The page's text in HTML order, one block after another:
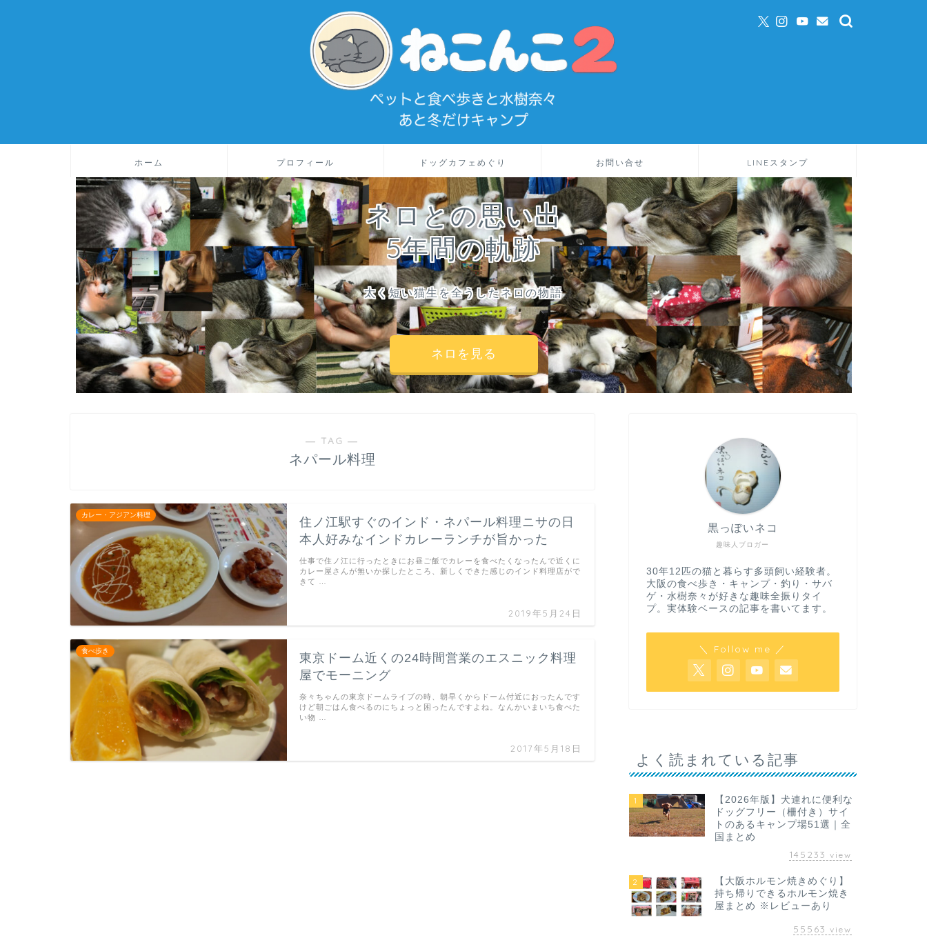
ホーム プロフィール ドッグカフェめぐり お問い合せ LINEスタンプ
ネロとの思い出
5年間の軌跡
太く短い猫生を全うしたネロの物語
ネロを見る
― TAG ―
ネパール料理
カレー・アジアン料理
住ノ江駅すぐのインド・ネパール料理ニサの日
本人好みなインドカレーランチが旨かった
2019年5月24日
仕事で住ノ江に行ったときにお昼ご飯でカレーを食べたくなったんで近くに
カレー屋さんが無いか探したところ、新しくできた感じのインド料理店がで
きて …
食べ歩き
東京ドーム近くの24時間営業のエスニック料理
屋でモーニング
2017年5月18日
奈々ちゃんの東京ドームライブの時、朝早くからドーム付近におったんです
けど朝ごはん食べるのにちょっと困ったんですよね。なんかいまいち食べた
い物 …
趣味人ブロガー
黒っぽいネコ
30年12匹の猫と暮らす多頭飼い経験者。
大阪の食べ歩き・キャンプ・釣り・サバ
ゲ・水樹奈々が好きな趣味全振りタイ
プ。実体験ベースの記事を書いてます。
＼ Follow me ／
よく読まれている記事
1
【2026年版】犬連れに便利な
ドッグフリー（柵付き）サイ
トのあるキャンプ場51選｜全
国まとめ
145233 view
2
【大阪ホルモン焼きめぐり】
持ち帰りできるホルモン焼き
屋まとめ ※レビューあり
55563 view